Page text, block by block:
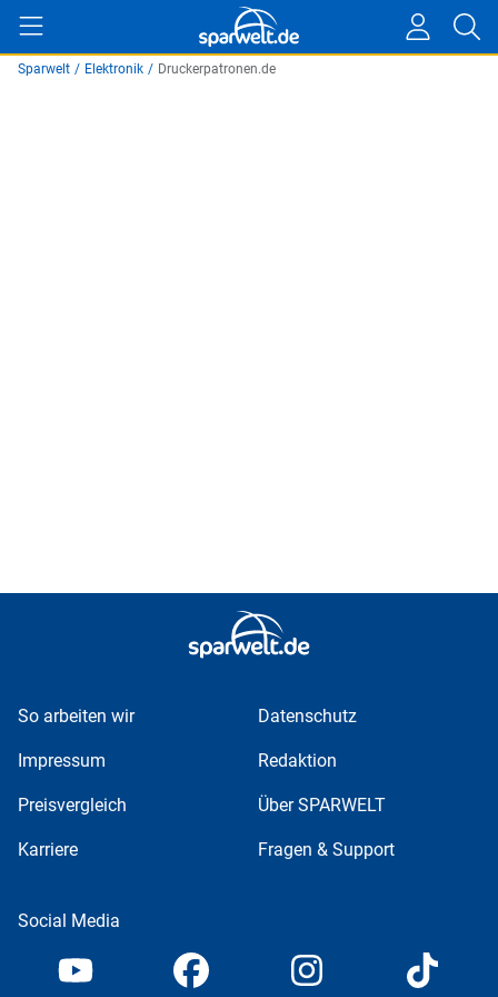
Sparwelt / Elektronik / Druckerpatronen.de
So arbeiten wir Datenschutz
Impressum Redaktion
Preisvergleich Über SPARWELT
Karriere Fragen & Support
Social Media